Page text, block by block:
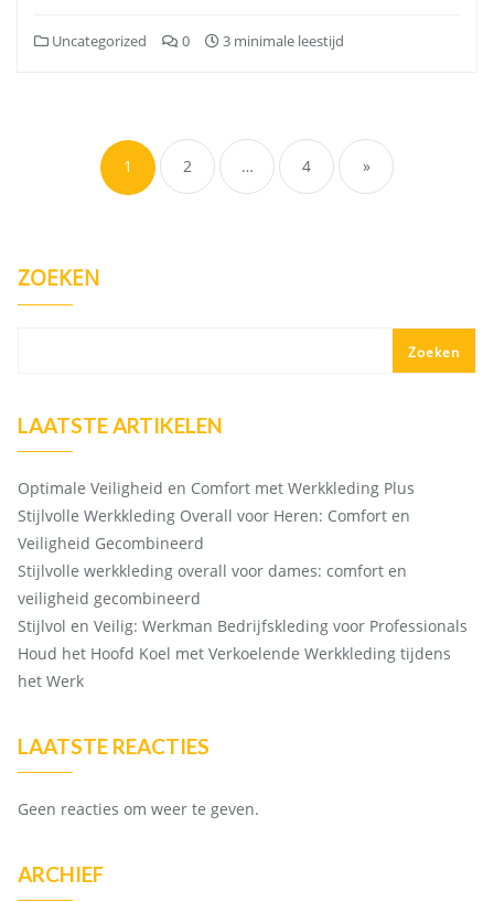
Uncategorized 0 3 minimale leestijd
paginering
1 2 … 4 »
ZOEKEN
Zoeken
LAATSTE ARTIKELEN
Optimale Veiligheid en Comfort met Werkkleding Plus
Stijlvolle Werkkleding Overall voor Heren: Comfort en
Veiligheid Gecombineerd
Stijlvolle werkkleding overall voor dames: comfort en
veiligheid gecombineerd
Stijlvol en Veilig: Werkman Bedrijfskleding voor Professionals
Houd het Hoofd Koel met Verkoelende Werkkleding tijdens
het Werk
LAATSTE REACTIES
Geen reacties om weer te geven.
ARCHIEF